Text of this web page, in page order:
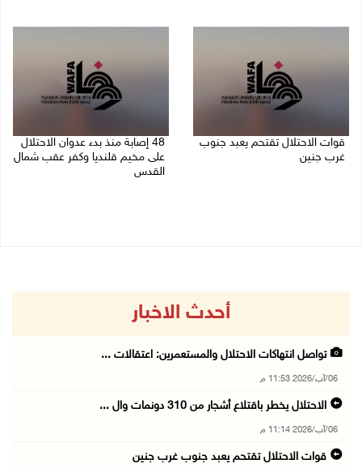
قوات الاحتلال تقتحم يعبد جنوب
غرب جنين
48 إصابة منذ بدء عدوان الاحتلال
على مخيم قلنديا وكفر عقب شمال
القدس
أحدث الاخبار
تواصل انتهاكات الاحتلال والمستعمرين: اعتقالات ...
06/آب/2026 11:53 م
الاحتلال يخطر باقتلاع أشجار من 310 دونمات وال ...
06/آب/2026 11:14 م
قوات الاحتلال تقتحم يعبد جنوب غرب جنين